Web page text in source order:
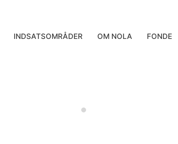
INDSATSOMRÅDER OM NOLA FONDE